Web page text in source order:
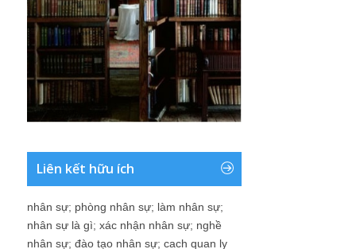
Liên kết hữu ích
nhân sự; phòng nhân sự; làm nhân sự;
nhân sự là gì; xác nhận nhân sự; nghề
nhân sự; đào tạo nhân sự; cach quan ly